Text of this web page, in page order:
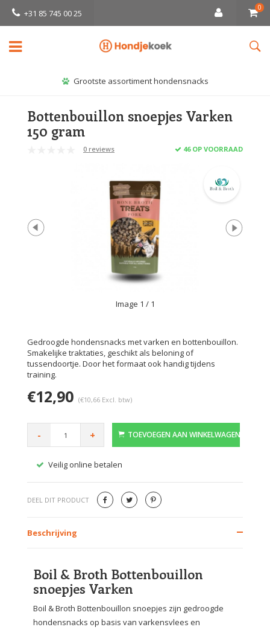
+31 85 745 00 25
0
Grootste assortiment hondensnacks
Bottenbouillon snoepjes Varken
150 gram
0 reviews 46 OP VOORRAAD
Image 1 / 1
Gedroogde hondensnacks met varken en bottenbouillon.
Smakelijke traktaties, geschikt als beloning of
tussendoortje. Door het formaat ook handig tijdens
training.
€12,90 (€10,66 Excl. btw)
- + TOEVOEGEN AAN WINKELWAGEN
Veilig online betalen
DEEL DIT PRODUCT
Beschrijving
Boil & Broth Bottenbouillon
snoepjes Varken
Boil & Broth Bottenbouillon snoepjes zijn gedroogde
hondensnacks op basis van varkensvlees en